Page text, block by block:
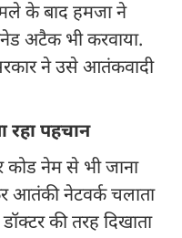
के बाद हमजा ने
अटैक भी करवाया.
ने उसे आतंकवादी
रहा पहचान
कोड नेम से भी जाना
आतंकी नेटवर्क चलाता
की तरह दिखाता